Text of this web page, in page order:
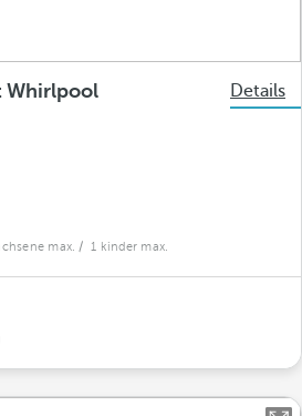
Whirlpool
Details
max. / 1 kinder max.